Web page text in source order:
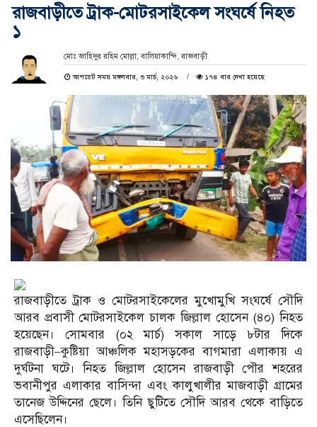
রাজবাড়ীতে ট্রাক-মোটরসাইকেল সংঘর্ষে নিহত
১
মোঃ জাহিদুর রহিম মোল্লা, বালিয়াকান্দি, রাজবাড়ী
আপডেট সময় মঙ্গলবার, ৩ মার্চ, ২০২৬ ১৭৪ বার দেখা হয়েছে
রাজবাড়ীতে ট্রাক ও মোটরসাইকেলের মুখোমুখি সংঘর্ষে সৌদি
আরব প্রবাসী মোটরসাইকেল চালক জিল্লাল হোসেন (৪০) নিহত
হয়েছেন। সোমবার (০২ মার্চ) সকাল সাড়ে ৮টার দিকে
রাজবাড়ী–কুষ্টিয়া আঞ্চলিক মহাসড়কের বাগমারা এলাকায় এ
দুর্ঘটনা ঘটে। নিহত জিল্লাল হোসেন রাজবাড়ী পৌর শহরের
ভবানীপুর এলাকার বাসিন্দা এবং কালুখালীর মাজবাড়ী গ্রামের
তানেজ উদ্দিনের ছেলে। তিনি ছুটিতে সৌদি আরব থেকে বাড়িতে
এসেছিলেন।